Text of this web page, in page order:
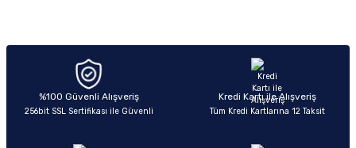
Ürün açıklamasında eksik bilgiler bulunuyor.
Ürün bilgilerinde hatalar bulunuyor.
Ürün fiyatı diğer sitelerden daha pahalı.
%100 Güvenli Alışveriş
256bit SSL Sertifikası ile Güvenli
Kredi Kartı ile Alışveriş
Tüm Kredi Kartlarına 12 Taksit